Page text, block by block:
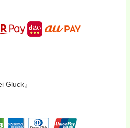
Gluck』